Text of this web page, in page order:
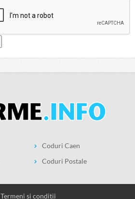
Coduri Caen
Coduri Postale
Termeni si conditii